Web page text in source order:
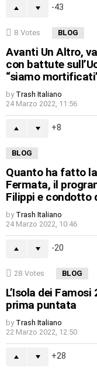
-43
8 Votes BLOG
Avanti Un Altro,
con battute
“siamo
by Trash Italiano
24 Marzo 2022, 11:56
8
BLOG
Quanto ha fatto
Fermata, il
Filippi e condotto
by Trash Italiano
24 Marzo 2022, 10:46
-20
28 Votes BLOG
L’Isola dei
prima puntata
by Trash Italiano
22 Marzo 2022, 12:50
28